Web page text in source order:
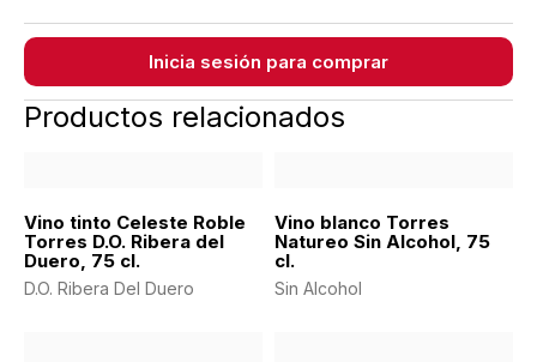
Inicia sesión para comprar
Productos relacionados
Vino tinto Celeste Roble
Torres D.O. Ribera del
Duero, 75 cl.
D.O. Ribera Del Duero
Vino blanco Torres
Natureo Sin Alcohol, 75
cl.
Sin Alcohol